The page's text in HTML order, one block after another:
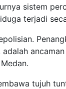
sistem
terjadi
tujuh